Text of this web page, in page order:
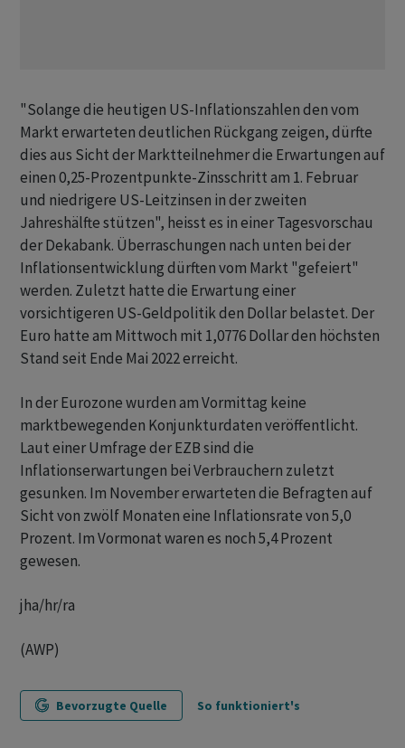
"Solange die heutigen US-Inflationszahlen den vom
Markt erwarteten deutlichen Rückgang zeigen, dürfte
dies aus Sicht der Marktteilnehmer die Erwartungen auf
einen 0,25-Prozentpunkte-Zinsschritt am 1. Februar
und niedrigere US-Leitzinsen in der zweiten
Jahreshälfte stützen", heisst es in einer Tagesvorschau
der Dekabank. Überraschungen nach unten bei der
Inflationsentwicklung dürften vom Markt "gefeiert"
werden. Zuletzt hatte die Erwartung einer
vorsichtigeren US-Geldpolitik den Dollar belastet. Der
Euro hatte am Mittwoch mit 1,0776 Dollar den höchsten
Stand seit Ende Mai 2022 erreicht.
In der Eurozone wurden am Vormittag keine
marktbewegenden Konjunkturdaten veröffentlicht.
Laut einer Umfrage der EZB sind die
Inflationserwartungen bei Verbrauchern zuletzt
gesunken. Im November erwarteten die Befragten auf
Sicht von zwölf Monaten eine Inflationsrate von 5,0
Prozent. Im Vormonat waren es noch 5,4 Prozent
gewesen.
jha/hr/ra
(AWP)
Bevorzugte Quelle So funktioniert's